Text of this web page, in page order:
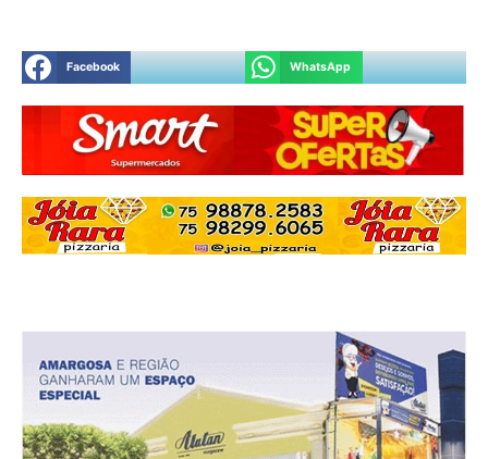
Facebook WhatsApp